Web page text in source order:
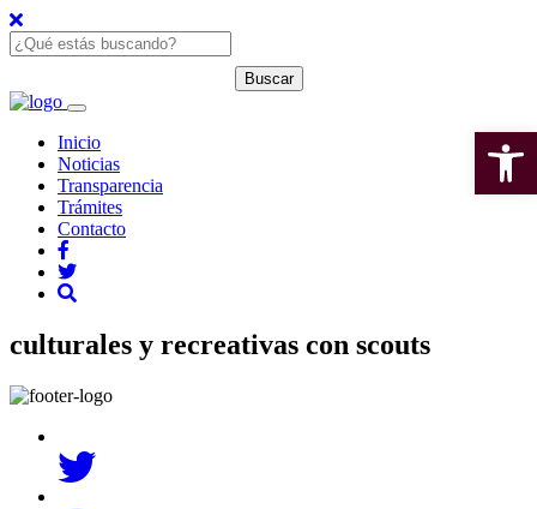
Inicio
Noticias
Transparencia
Trámites
Contacto
culturales y recreativas con scouts